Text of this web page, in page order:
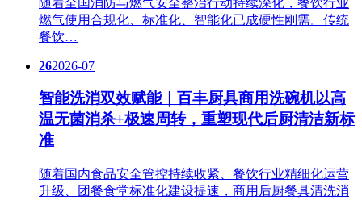
燃气使用合规化、标准化、智能化已成硬性刚需。传统
餐饮…
262026-07
智能洗消双效赋能｜百丰厨具商用洗碗机以高
温无菌消杀+极速周转，重塑现代后厨清洁新标
准
随着国内食品安全管控持续收紧、餐饮行业精细化运营
升级、团餐食堂标准化建设提速，商用后厨餐具清洗消